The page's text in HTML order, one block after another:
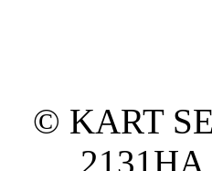
© KART
2131HA